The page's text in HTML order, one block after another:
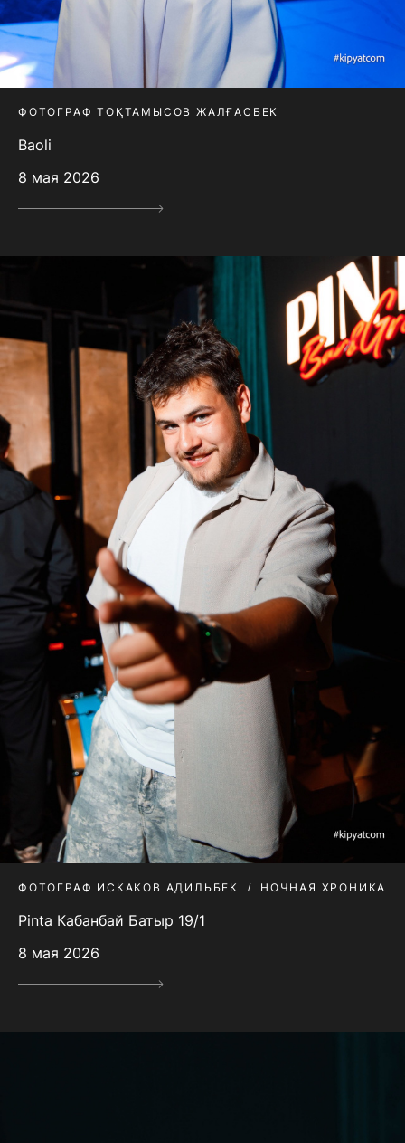
ФОТОГРАФ ТОҚТАМЫСОВ ЖАЛҒАСБЕК
Baoli
8 мая 2026
ФОТОГРАФ ИСКАКОВ АДИЛЬБЕК НОЧНАЯ ХРОНИКА
Pinta Кабанбай Батыр 19/1
8 мая 2026